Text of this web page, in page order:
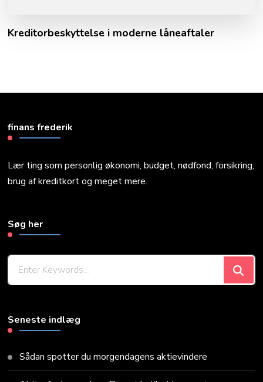
Kreditorbeskyttelse i moderne låneaftaler
finans frederik
Lær ting som personlig økonomi, budget, nødfond, forsikring,
brug af kreditkort og meget mere.
Søg her
Seneste indlæg
Sådan spotter du morgendagens aktievindere